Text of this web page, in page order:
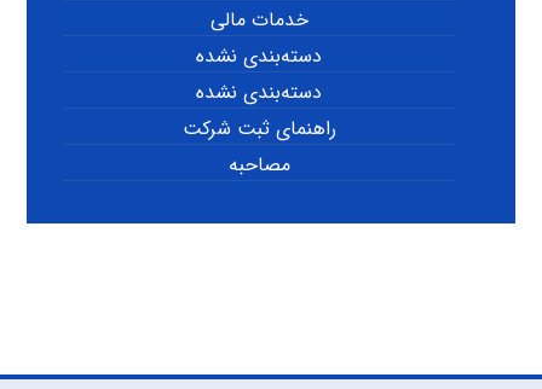
خدمات مالی
دسته‌بندی نشده
دسته‌بندی نشده
راهنمای ثبت شرکت
مصاحبه